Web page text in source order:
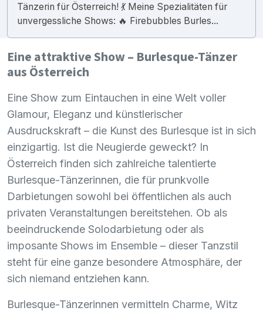
Tänzerin für Österreich! 💃 Meine Spezialitäten für
unvergessliche Shows: 🔥 Firebubbles Burles...
Eine attraktive Show – Burlesque-Tänzer
aus Österreich
Eine Show zum Eintauchen in eine Welt voller
Glamour, Eleganz und künstlerischer
Ausdruckskraft – die Kunst des Burlesque ist in sich
einzigartig. Ist die Neugierde geweckt? In
Österreich finden sich zahlreiche talentierte
Burlesque-Tänzerinnen, die für prunkvolle
Darbietungen sowohl bei öffentlichen als auch
privaten Veranstaltungen bereitstehen. Ob als
beeindruckende Solodarbietung oder als
imposante Shows im Ensemble – dieser Tanzstil
steht für eine ganze besondere Atmosphäre, der
sich niemand entziehen kann.
Burlesque-Tänzerinnen vermitteln Charme, Witz